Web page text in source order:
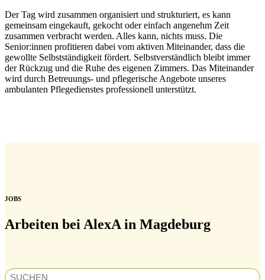
Der Tag wird zusammen organisiert und strukturiert, es kann
gemeinsam eingekauft, gekocht oder einfach angenehm Zeit
zusammen verbracht werden. Alles kann, nichts muss. Die
Senior:innen profitieren dabei vom aktiven Miteinander, dass die
gewollte Selbstständigkeit fördert. Selbstverständlich bleibt immer
der Rückzug und die Ruhe des eigenen Zimmers. Das Miteinander
wird durch Betreuungs- und pflegerische Angebote unseres
ambulanten Pflegedienstes professionell unterstützt.
JOBS
Arbeiten bei AlexA in Magdeburg